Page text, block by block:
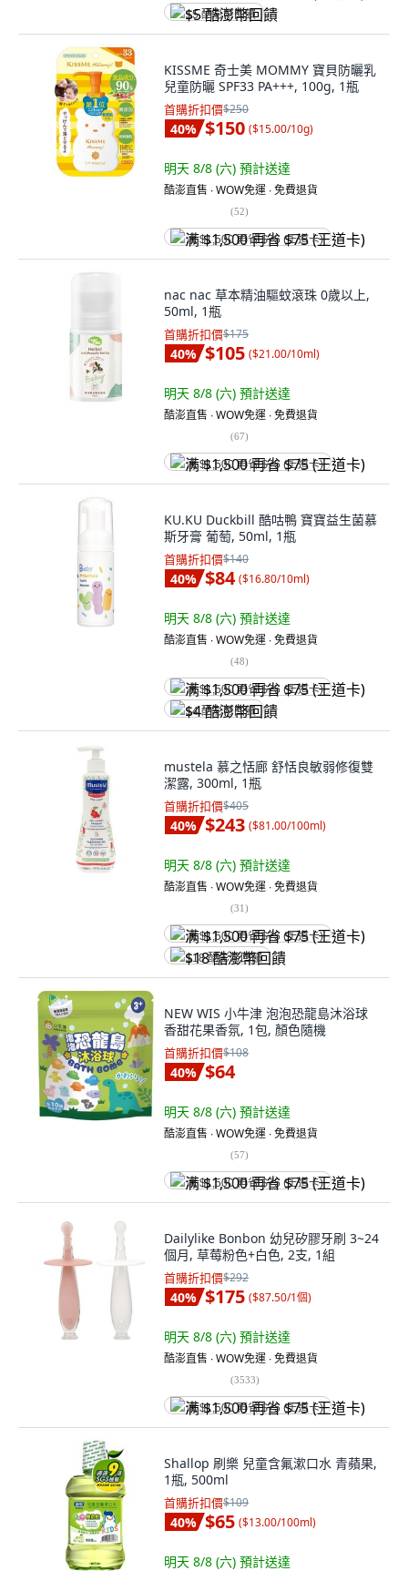
$5 酷澎幣回饋
KISSME 奇士美 MOMMY 寶貝防曬乳
兒童防曬 SPF33 PA+++, 100g, 1瓶
首購折扣價$250
40% $150 ($15.00/10g)
明天 8/8 (六) 預計送達
酷澎直售 ∙ WOW免運 ∙ 免費退貨
(52)
满 $1,500 再省 $75 (王道卡)
nac nac 草本精油驅蚊滾珠 0歲以上,
50ml, 1瓶
首購折扣價$175
40% $105 ($21.00/10ml)
明天 8/8 (六) 預計送達
酷澎直售 ∙ WOW免運 ∙ 免費退貨
(67)
满 $1,500 再省 $75 (王道卡)
KU.KU Duckbill 酷咕鴨 寶寶益生菌慕
斯牙膏 葡萄, 50ml, 1瓶
首購折扣價$140
40% $84 ($16.80/10ml)
明天 8/8 (六) 預計送達
酷澎直售 ∙ WOW免運 ∙ 免費退貨
(48)
满 $1,500 再省 $75 (王道卡)
$4 酷澎幣回饋
mustela 慕之恬廊 舒恬良敏弱修復雙
潔露, 300ml, 1瓶
首購折扣價$405
40% $243 ($81.00/100ml)
明天 8/8 (六) 預計送達
酷澎直售 ∙ WOW免運 ∙ 免費退貨
(31)
满 $1,500 再省 $75 (王道卡)
$18 酷澎幣回饋
NEW WIS 小牛津 泡泡恐龍島沐浴球
香甜花果香氛, 1包, 顏色隨機
首購折扣價$108
40% $64
明天 8/8 (六) 預計送達
酷澎直售 ∙ WOW免運 ∙ 免費退貨
(57)
满 $1,500 再省 $75 (王道卡)
Dailylike Bonbon 幼兒矽膠牙刷 3~24
個月, 草莓粉色+白色, 2支, 1組
首購折扣價$292
40% $175 ($87.50/1個)
明天 8/8 (六) 預計送達
酷澎直售 ∙ WOW免運 ∙ 免費退貨
(3533)
满 $1,500 再省 $75 (王道卡)
Shallop 刷樂 兒童含氟漱口水 青蘋果,
1瓶, 500ml
首購折扣價$109
40% $65 ($13.00/100ml)
明天 8/8 (六) 預計送達